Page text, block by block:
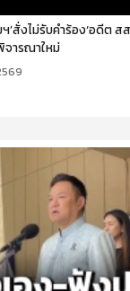
’สั่งไม่รับคำร้อง‘อดีต ส
จารณาใหม่